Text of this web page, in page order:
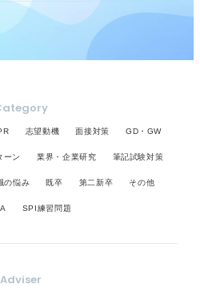
志望動機 面接対策 GD・GW
ーン 業界・企業研究 筆記試験対策
の悩み 既卒 第二新卒 その他
SPI練習問題
Adviser